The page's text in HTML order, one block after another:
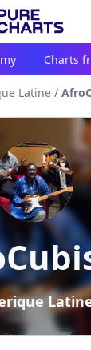
Charts
Latine /